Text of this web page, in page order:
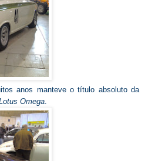
anos manteve o título absoluto da
Omega.